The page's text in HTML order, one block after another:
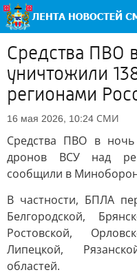
Средства ПВО
уничтожили
регионами
16 мая 2026, 10:24 СМИ
Средства ПВО в
дронов ВСУ над
сообщили в
В частности, БПЛА
Белгородской,
Ростовской,
Липецкой,
областей.